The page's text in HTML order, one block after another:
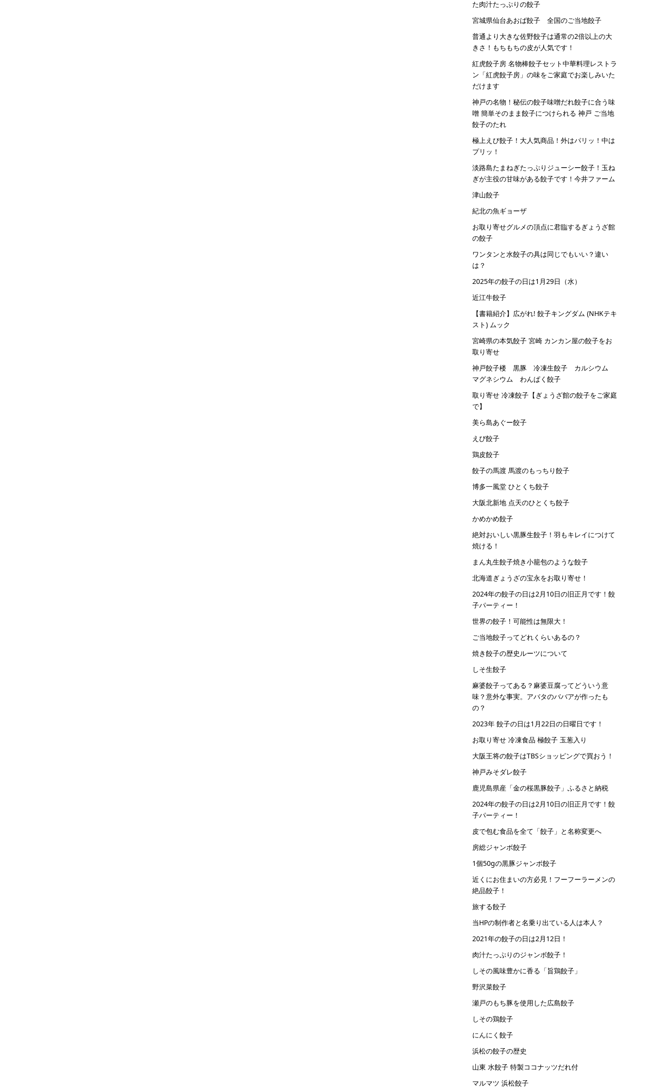
た肉汁たっぷりの餃子
宮城県仙台あおば餃子 全国のご当地餃子
普通より大きな佐野餃子は通常の2倍以上の大
きさ！もちもちの皮が人気です！
紅虎餃子房 名物棒餃子セット中華料理レストラ
ン「紅虎餃子房」の味をご家庭でお楽しみいた
だけます
神戸の名物！秘伝の餃子味噌だれ餃子に合う味
噌 簡単そのまま餃子につけられる 神戸 ご当地
餃子のたれ
極上えび餃子！大人気商品！外はパリッ！中は
プリッ！
淡路島たまねぎたっぷりジューシー餃子！玉ね
ぎが主役の甘味がある餃子です！今井ファーム
津山餃子
紀北の魚ギョーザ
お取り寄せグルメの頂点に君臨するぎょうざ館
の餃子
ワンタンと水餃子の具は同じでもいい？違い
は？
2025年の餃子の日は1月29日（水）
近江牛餃子
【書籍紹介】広がれ! 餃子キングダム (NHKテキ
スト) ムック
宮崎県の本気餃子 宮崎 カンカン屋の餃子をお
取り寄せ
神戸餃子楼 黒豚 冷凍生餃子 カルシウム
マグネシウム わんぱく餃子
取り寄せ 冷凍餃子【ぎょうざ館の餃子をご家庭
で】
美ら島あぐー餃子
えび餃子
鶏皮餃子
餃子の馬渡 馬渡のもっちり餃子
博多一風堂 ひとくち餃子
大阪北新地 点天のひとくち餃子
かめかめ餃子
絶対おいしい黒豚生餃子！羽もキレイにつけて
焼ける！
まん丸生餃子焼き小籠包のような餃子
北海道ぎょうざの宝永をお取り寄せ！
2024年の餃子の日は2月10日の旧正月です！餃
子パーティー！
世界の餃子！可能性は無限大！
ご当地餃子ってどれくらいあるの？
焼き餃子の歴史ルーツについて
しそ生餃子
麻婆餃子ってある？麻婆豆腐ってどういう意
味？意外な事実。アバタのババアが作ったも
の？
2023年 餃子の日は1月22日の日曜日です！
お取り寄せ 冷凍食品 極餃子 玉葱入り
大阪王将の餃子はTBSショッピングで買おう！
神戸みそダレ餃子
鹿児島県産「金の桜黒豚餃子」ふるさと納税
2024年の餃子の日は2月10日の旧正月です！餃
子パーティー！
皮で包む食品を全て「餃子」と名称変更へ
房総ジャンボ餃子
1個50gの黒豚ジャンボ餃子
近くにお住まいの方必見！フーフーラーメンの
絶品餃子！
旅する餃子
当HPの制作者と名乗り出ている人は本人？
2021年の餃子の日は2月12日！
肉汁たっぷりのジャンボ餃子！
しその風味豊かに香る「旨鶏餃子」
野沢菜餃子
瀬戸のもち豚を使用した広島餃子
しその鶏餃子
にんにく餃子
浜松の餃子の歴史
山東 水餃子 特製ココナッツだれ付
マルマツ 浜松餃子